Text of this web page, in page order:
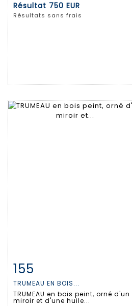
Résultat 750 EUR
Résultats sans frais
Fiche détaillée
155
TRUMEAU EN BOIS...
TRUMEAU en bois peint, orné d'un
miroir et d'une huile...